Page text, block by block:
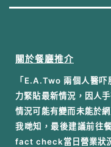
關於餐廳推介
「E.A.Two 兩個人醫
力緊貼最新情況，因人
情況可能有變而未能於
我哋知，最後建議前往
fact check當日營業狀